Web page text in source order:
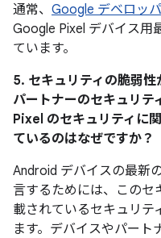
通常、 Google デベロッ
Google Pixel デバイス用
ています。
5. セキュリティの脆弱
パートナーのセキュリ
Pixel のセキュリティに
ているのはなぜですか？
Android デバイスの最新
言するためには、このセ
載されているセキュリテ
ます。デバイスやパート